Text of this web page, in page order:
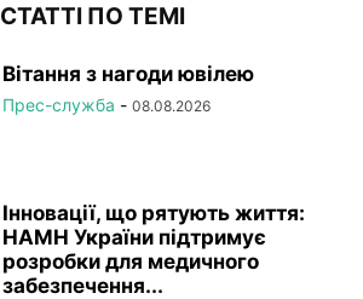
СТАТТІ ПО ТЕМІ
Вітання з нагоди ювілею
Прес-служба - 08.08.2026
Інновації, що рятують життя:
НАМН України підтримує
розробки для медичного
забезпечення...